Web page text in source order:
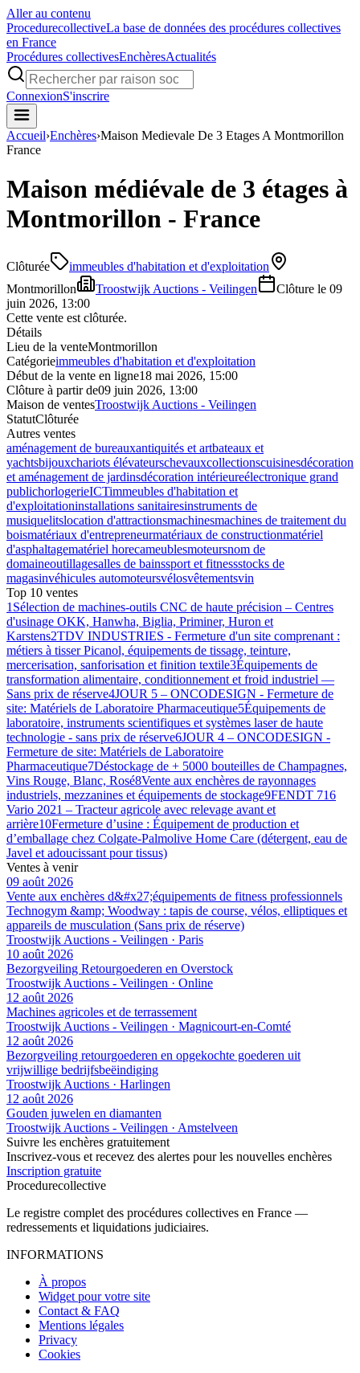
Aller au contenu
ProcedurecollectiveLa base de données des procédures collectives
en France
Procédures collectivesEnchèresActualités
ConnexionS'inscrire
Accueil›Enchères›Maison Medievale De 3 Etages A Montmorillon
France
Maison médiévale de 3 étages à
Montmorillon - France
Clôturée
immeubles d'habitation et d'exploitation
Montmorillon
Troostwijk Auctions - Veilingen Clôture le 09
juin 2026, 13:00
Cette vente est clôturée.
Détails
Lieu de la venteMontmorillon
Catégorieimmeubles d'habitation et d'exploitation
Début de la vente en ligne18 mai 2026, 15:00
Clôture à partir de09 juin 2026, 13:00
Maison de ventesTroostwijk Auctions - Veilingen
StatutClôturée
Autres ventes
aménagement de bureauxantiquités et artbateaux et
yachtsbijouxchariots élévateurschevauxcollectionscuisinesdécoration
et aménagement de jardinsdécoration intérieureélectronique grand
publichorlogerieICTimmeubles d'habitation et
d'exploitationinstallations sanitairesinstruments de
musiquelitslocation d'attractionsmachinesmachines de traitement du
boismatériaux d'entrepreneurmatériaux de constructionmatériel
d'asphaltagematériel horecameublesmoteursnom de
domaineoutillagesalles de bainssport et fitnessstocks de
magasinvéhicules automoteursvélosvêtementsvin
Top 10 ventes
1 Sélection de machines-outils CNC de haute précision – Centres
d'usinage OKK, Hanwha, Biglia, Priminer, Huron et
Karstens2TDV INDUSTRIES - Fermeture d'un site comprenant :
métiers à tisser Picanol, équipements de tissage, teinture,
mercerisation, sanforisation et finition textile3Équipements de
transformation alimentaire, conditionnement et froid industriel —
Sans prix de réserve4JOUR 5 – ONCODESIGN - Fermeture de
site: Matériels de Laboratoire Pharmaceutique5Équipements de
laboratoire, instruments scientifiques et systèmes laser de haute
technologie - sans prix de réserve6JOUR 4 – ONCODESIGN -
Fermeture de site: Matériels de Laboratoire
Pharmaceutique7Déstockage de + 5000 bouteilles de Champagnes,
Vins Rouge, Blanc, Rosé8Vente aux enchères de rayonnages
industriels, mezzanines et équipements de stockage9FENDT 716
Vario 2021 – Tracteur agricole avec relevage avant et
arrière10Fermeture d’usine : Équipement de production et
d’emballage chez Colgate-Palmolive Home Care (détergent, eau de
Javel et adoucissant pour tissus)
Ventes à venir
09 août 2026
Vente aux enchères d&#x27;équipements de fitness professionnels
Technogym &amp; Woodway : tapis de course, vélos, elliptiques et
appareils de musculation (Sans prix de réserve)
Troostwijk Auctions - Veilingen · Paris
10 août 2026
Bezorgveiling Retourgoederen en Overstock
Troostwijk Auctions - Veilingen · Online
12 août 2026
Machines agricoles et de terrassement
Troostwijk Auctions - Veilingen · Magnicourt-en-Comté
12 août 2026
Bezorgveiling retourgoederen en opgekochte goederen uit
vrijwillige bedrijfsbeëindiging
Troostwijk Auctions · Harlingen
12 août 2026
Gouden juwelen en diamanten
Troostwijk Auctions - Veilingen · Amstelveen
Suivre les enchères gratuitement
Inscrivez-vous et recevez des alertes pour les nouvelles enchères
Inscription gratuite
Procedurecollective
Le registre complet des procédures collectives en France —
redressements et liquidations judiciaires.
INFORMATIONS
À propos
Widget pour votre site
Contact & FAQ
Mentions légales
Privacy
Cookies